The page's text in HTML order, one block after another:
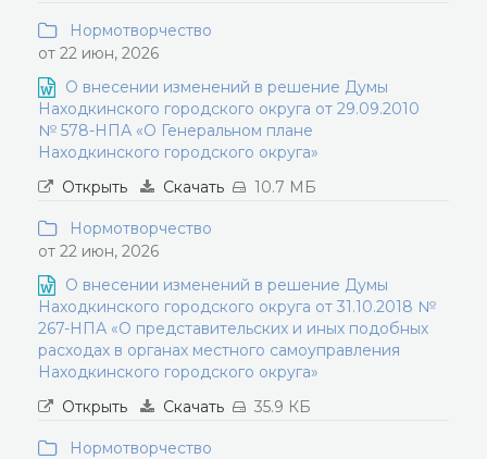
Нормотворчество
от 22 июн, 2026
О внесении изменений в решение Думы
Находкинского городского округа от 29.09.2010
№ 578-НПА «О Генеральном плане
Находкинского городского округа»
Открыть
Скачать 10.7 МБ
Нормотворчество
от 22 июн, 2026
О внесении изменений в решение Думы
Находкинского городского округа от 31.10.2018 №
267-НПА «О представительских и иных подобных
расходах в органах местного самоуправления
Находкинского городского округа»
Открыть
Скачать 35.9 КБ
Нормотворчество